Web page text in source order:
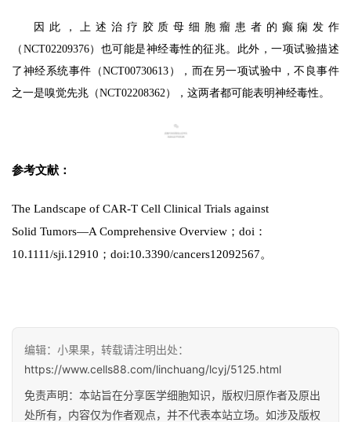
因此，上述治疗胶质母细胞瘤患者的癫痫发作
（NCT02209376）也可能是神经毒性的征兆。此外，一项试验描述
了神经系统事件（NCT00730613），而在另一项试验中，不良事件
之一是嗅觉先兆（NCT02208362），这两者都可能表明神经毒性。
e
参考文献 ：
The Landscape of CAR-T Cell Clinical Trials against
Solid Tumors—A Comprehensive Overview；doi：
10.1111/sji.12910；doi:10.3390/cancers12092567。
编辑：小果果，转载请注明出处：
https://www.cells88.com/linchuang/lcyj/5125.html
免责声明：本站旨在分享医学细胞知识，版权归原作者及原出
处所有，内容仅为作者观点，并不代表本站立场。如涉及版权